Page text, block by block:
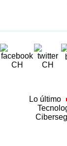
Lo último